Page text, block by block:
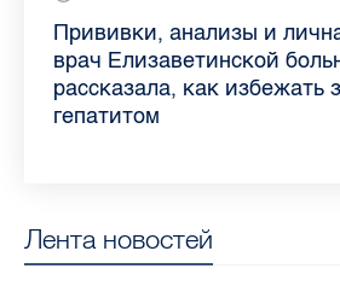
Piter.TV находится в ТОП-
самых цитируемых СМИ
Ленобласти во II квартале
Прививки, анализы и
врач Елизаветинской
рассказала, как избежать
гепатитом
Как обезопасить ребенка
педиатра для родителей
Проходные баллы в вузах
где самый высокий и
конкурс
Врач назвала
воспаления ахиллова
Декрет без потери дохода:
рассказала о
работающих родителей
Что такое рассеянный
Елизаветинской больницы
главные вопросы о
Бамбл с вишней и лимонад
какие напитки можно
в жару
Лента новостей